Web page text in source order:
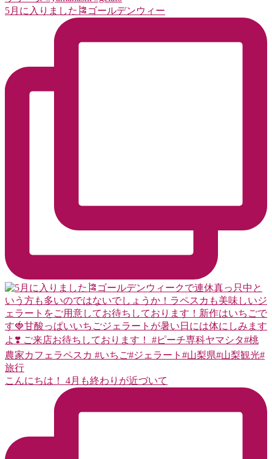
5月に入りました🎏ゴールデンウィー
こんにちは！ 4月も終わりが近づいて